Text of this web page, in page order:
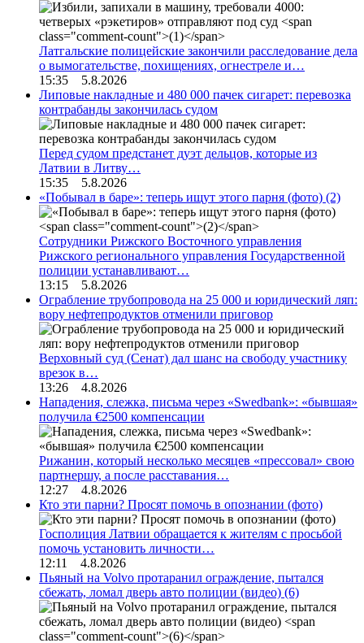
Латгальские полицейские закончили расследование дела
о вымогательстве, похищениях, огнестреле и…
15:35 5.8.2026
Липовые накладные и 480 000 пачек сигарет: перевозка
контрабанды закончилась судом
Перед судом предстанет дуэт дельцов, которые из
Латвии в Литву…
15:35 5.8.2026
«Побывал в баре»: теперь ищут этого парня (фото) (2)
Сотрудники Рижского Восточного управления
Рижского регионального управления Государственной
полиции устанавливают…
13:15 5.8.2026
Ограбление трубопровода на 25 000 и юридический ляп:
вору нефтепродуктов отменили приговор
Верховный суд (Сенат) дал шанс на свободу участнику
врезок в…
13:26 4.8.2026
Нападения, слежка, письма через «Swedbank»: «бывшая»
получила €2500 компенсации
Рижанин, который несколько месяцев «прессовал» свою
партнершу, а после расставания…
12:27 4.8.2026
Кто эти парни? Просят помочь в опознании (фото)
Госполиция Латвии обращается к жителям с просьбой
помочь установить личности…
12:11 4.8.2026
Пьяный на Volvo протаранил ограждение, пытался
сбежать, ломал дверь авто полиции (видео) (6)